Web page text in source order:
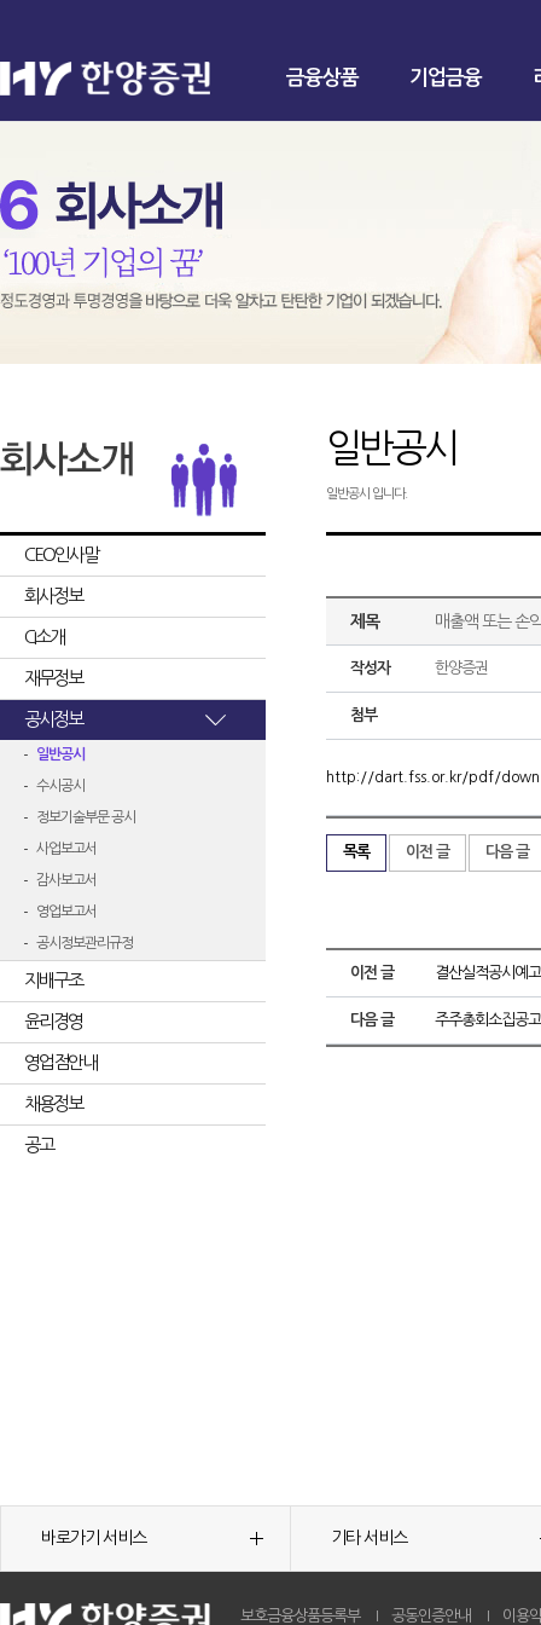
금융상품 기업금융
CEO인사말
회사정보
CI소개
재무정보
공시정보
일반공시
수시공시
정보기술부문 공시
사업보고서
감사보고서
영업보고서
공시정보관리규정
지배구조
윤리경영
영업점안내
채용정보
공고
일반공시
일반공시 입니다.
제목 매출액 또는 손
작성자 한양증권
첨부
http://dart.fss.or.kr/pdf/
목록 이전 글 다음 글
이전 글 결산실적공시예
다음 글 주주총회소집공고
바로가기 서비스 기타 서비스
보호금융상품등록부 공동인증안내 이용